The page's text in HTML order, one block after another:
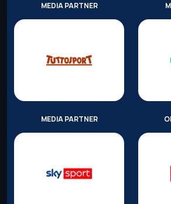
MEDIA PARTNER
MEDIA PARTNER